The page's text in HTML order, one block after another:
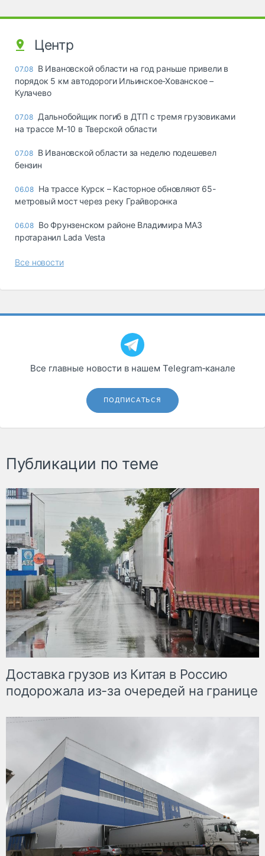
Центр
07.08 В Ивановской области на год раньше привели в
порядок 5 км автодороги Ильинское-Хованское –
Кулачево
07.08 Дальнобойщик погиб в ДТП с тремя грузовиками
на трассе М-10 в Тверской области
07.08 В Ивановской области за неделю подешевел
бензин
06.08 На трассе Курск – Касторное обновляют 65-
метровый мост через реку Грайворонка
06.08 Во Фрунзенском районе Владимира МАЗ
протаранил Lada Vesta
Все новости
Все главные новости в нашем Telegram‑канале
ПОДПИСАТЬСЯ
Публикации по теме
Доставка грузов из Китая в Россию
подорожала из-за очередей на границе